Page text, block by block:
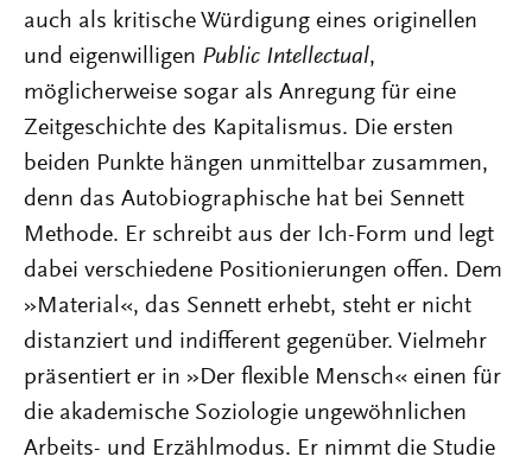
auch als kritische Würdigung eines originellen
und eigenwilligen Public Intellectual,
möglicherweise sogar als Anregung für eine
Zeitgeschichte des Kapitalismus. Die ersten
beiden Punkte hängen unmittelbar zusammen,
denn das Autobiographische hat bei Sennett
Methode. Er schreibt aus der Ich-Form und legt
dabei verschiedene Positionierungen offen. Dem
»Material«, das Sennett erhebt, steht er nicht
distanziert und indifferent gegenüber. Vielmehr
präsentiert er in »Der flexible Mensch« einen für
die akademische Soziologie ungewöhnlichen
Arbeits- und Erzählmodus. Er nimmt die Studie